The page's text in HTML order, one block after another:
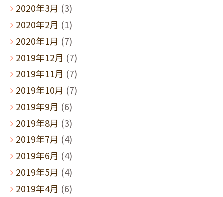
2020年3月 (3)
2020年2月 (1)
2020年1月 (7)
2019年12月 (7)
2019年11月 (7)
2019年10月 (7)
2019年9月 (6)
2019年8月 (3)
2019年7月 (4)
2019年6月 (4)
2019年5月 (4)
2019年4月 (6)